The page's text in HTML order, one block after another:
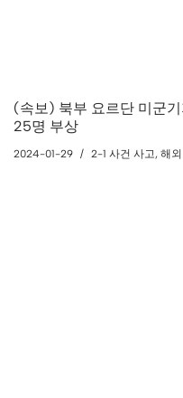
(속보) 북부 요르단 미군
25명 부상
2024-01-29 2-1 사건 사고, 해외